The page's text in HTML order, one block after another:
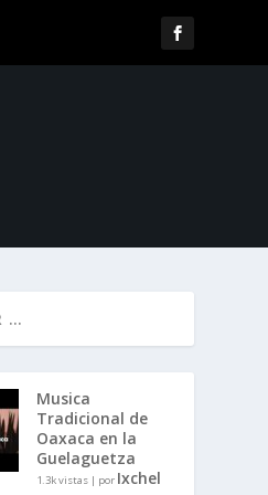
Musica
Tradicional de
Oaxaca en la
Guelaguetza
1.3k vistas| por Ixchel